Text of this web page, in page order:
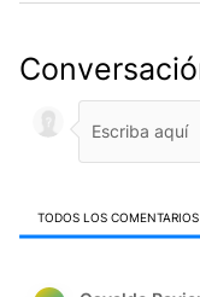
TODOS LOS COMENTARIOS